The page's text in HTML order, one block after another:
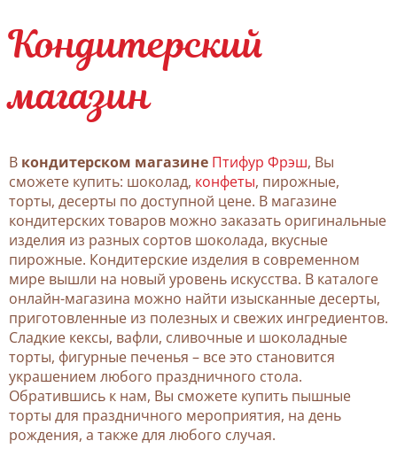
Кондитерский
магазин
В кондитерском магазине Птифур Фрэш, Вы
сможете купить: шоколад, конфеты, пирожные,
торты, десерты по доступной цене. В магазине
кондитерских товаров можно заказать оригинальные
изделия из разных сортов шоколада, вкусные
пирожные. Кондитерские изделия в современном
мире вышли на новый уровень искусства. В каталоге
онлайн-магазина можно найти изысканные десерты,
приготовленные из полезных и свежих ингредиентов.
Сладкие кексы, вафли, сливочные и шоколадные
торты, фигурные печенья – все это становится
украшением любого праздничного стола.
Обратившись к нам, Вы сможете купить пышные
торты для праздничного мероприятия, на день
рождения, а также для любого случая.